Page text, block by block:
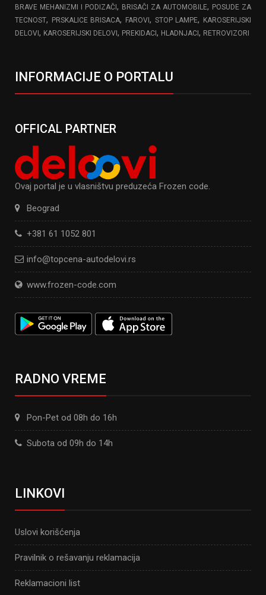
BRAVE MEHANIZMI I PODIZAČI , BRISAČI ZA AUTOMOBILE, POSUDE ZA
TECNOST, PRSKALICE BRISACA, FAROVI, STOP LAMPE,
KAROSERIJSKI
DELOVI , KAROSERIJSKI DELOVI , PREKIDACI , HLADNJACI , RETROVIZORI
INFORMACIJE O PORTALU
OFFICAL PARTNER
Ovaj portal je u vlasništvu preduzeća Frozen code.
Beograd
+381 61 1052 801
info@topcena-autodelovi.rs
www.frozen-code.com
RADNO VREME
Pon-Pet od 08h do 16h
Subota od 09h do 14h
LINKOVI
Uslovi korišćenja
Pravilnik o rešavanju reklamacija
Reklamacioni list